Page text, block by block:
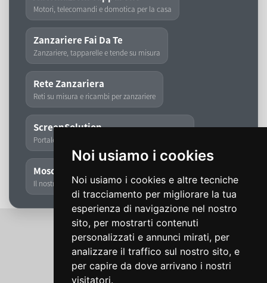
Noi usiamo i cookies
Noi usiamo i cookies e altre tecniche
di tracciamento per migliorare la tua
esperienza di navigazione nel nostro
sito, per mostrarti contenuti
personalizzati e annunci mirati, per
analizzare il traffico sul nostro sito, e
per capire da dove arrivano i nostri
visitatori.
Motori, telecomandi e domotica per la casa
Zanzariere Fai Da Te
Zanzariere, tapparelle e tende su misura
Rete Zanzariera
Reti su misura e ricambi per zanzariere
ScreenSolution
Portale dedicato a zanzariere, tapparelle e tende
Moschita
Il nostro storico marchio di zanzariere